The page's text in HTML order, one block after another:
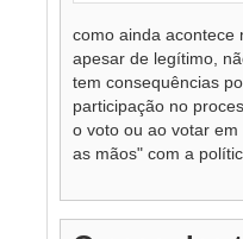
como ainda acontece
apesar de legítimo,
tem consequências
participação no
o voto ou ao votar
as mãos" com a